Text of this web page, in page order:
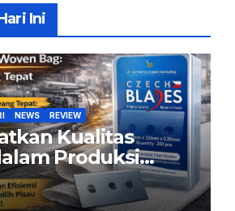
Ini
NEWS REVIEW
Kualitas
Produksi
Peran Pisau